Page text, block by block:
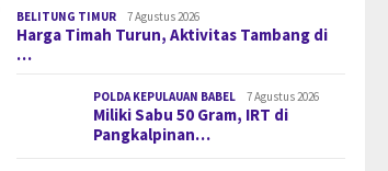
BELITUNG TIMUR 7 Agustus 2026
Harga Timah Turun, Aktivitas Tambang di
…
POLDA KEPULAUAN BABEL 7 Agustus 2026
Miliki Sabu 50 Gram, IRT di
Pangkalpinan…